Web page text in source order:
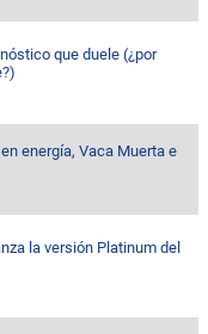
que duele (¿por
energía, Vaca Muerta e
la versión Platinum del